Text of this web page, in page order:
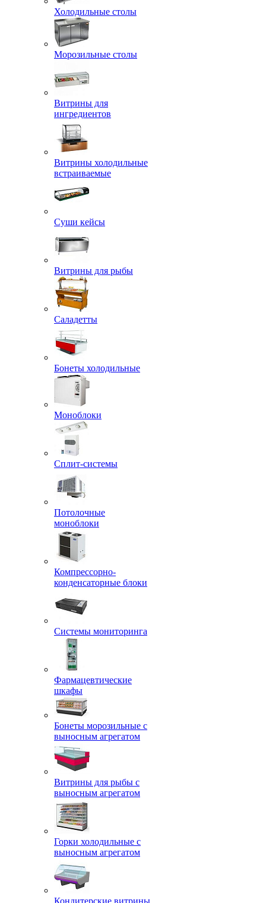
Холодильные столы
Морозильные столы
Витрины для
ингредиентов
Витрины холодильные
встраиваемые
Суши кейсы
Витрины для рыбы
Саладетты
Бонеты холодильные
Моноблоки
Сплит-системы
Потолочные
моноблоки
Компрессорно-
конденсаторные блоки
Системы мониторинга
Фармацевтические
шкафы
Бонеты морозильные с
выносным агрегатом
Витрины для рыбы с
выносным агрегатом
Горки холодильные с
выносным агрегатом
Кондитерские витрины